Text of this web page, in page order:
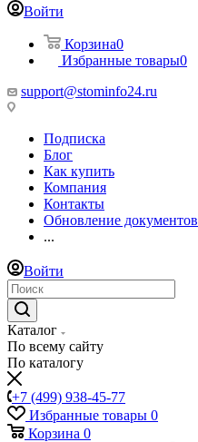
Войти
Корзина0
Избранные товары0
support@stominfo24.ru
Подписка
Блог
Как купить
Компания
Контакты
Обновление документов
...
Войти
Каталог
По всему сайту
По каталогу
+7 (499) 938-45-77
Избранные товары 0
Корзина 0